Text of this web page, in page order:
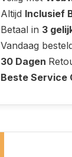
Altijd Inclusief
Betaal in 3
Vandaag
30 Dagen
Beste Service